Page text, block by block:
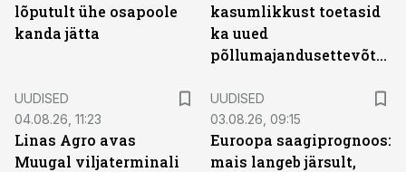
lõputult ühe osapoole
kanda jätta
kasumlikkust toetasid
ka uued
põllumajandusettevõtted
UUDISED
04.08.26, 11:23
Linas Agro avas
Muugal viljaterminali
UUDISED
03.08.26, 09:15
Euroopa saagiprognoos:
mais langeb järsult,